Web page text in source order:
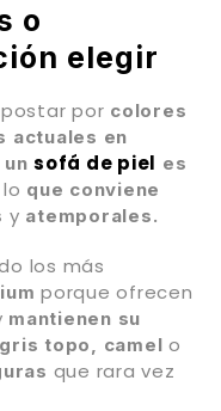
o
elegir
por colores
actuales en
un sofá de piel es
que conviene
y atemporales.
los más
porque ofrecen
mantienen su
topo, camel o
que rara vez